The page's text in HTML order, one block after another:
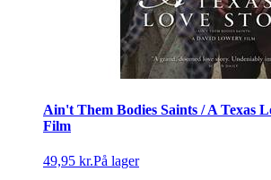
Ain't Them Bodies Saints / A Texas
Film
49,95 kr.På lager